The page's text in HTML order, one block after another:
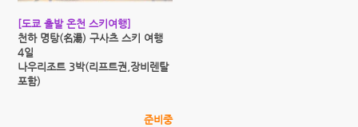
[도쿄 출발 온천 스키여행]
천하 명탕(名湯) 구사츠 스키 여행
4일
나우리조트 3박(리프트권,장비렌탈
포함)
준비중